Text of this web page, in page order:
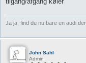
æ
Ja ja, find du nu bare en audi
John Sahl
Admin